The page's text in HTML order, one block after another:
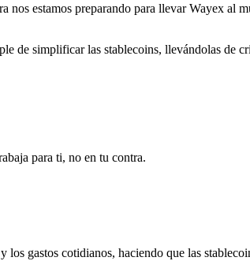
nos estamos preparando para llevar Wayex al
de simplificar las stablecoins, llevándolas de
para ti, no en tu contra.
los gastos cotidianos, haciendo que las